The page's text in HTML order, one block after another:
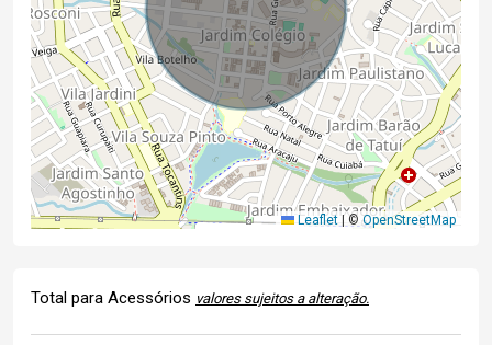
Leaflet ©OpenStreetMap
Total para Acessórios valores sujeitos a alteração.